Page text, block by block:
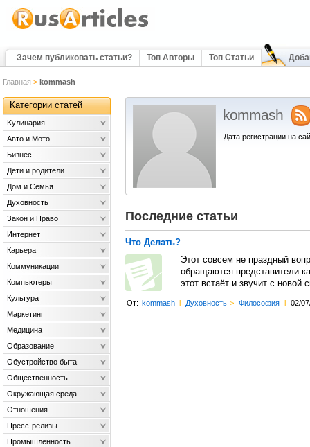
Зачем публиковать статьи? Топ Авторы Топ Статьи
Главная > kommash
kommash
Дата регистрации на
Последние статьи
Что Делать?
Этот совсем не праздный
обращаются представители
этот встаёт и звучит с новой
От: kommash l Духовность > Философия l 02/
Категории статей
Kулинария
Авто и Мото
Бизнес
Дети и родители
Дом и Семья
Духовность
Закон и Право
Интернет
Карьера
Коммуникации
Компьютеры
Культура
Маркетинг
Медицина
Образование
Обустройство быта
Общественность
Окружающая среда
Отношения
Пресс-релизы
Промышленность